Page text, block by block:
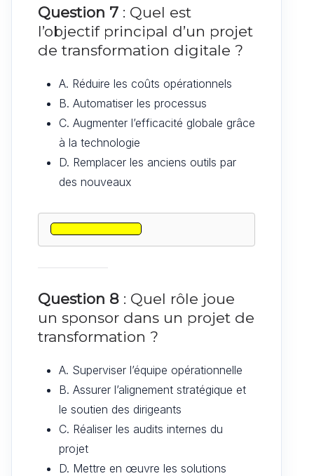
Question 7 : Quel est
l’objectif principal d’un projet
de transformation digitale ?
A. Réduire les coûts opérationnels
B. Automatiser les processus
C. Augmenter l’efficacité globale grâce
à la technologie
D. Remplacer les anciens outils par
des nouveaux
Question 8 : Quel rôle joue
un sponsor dans un projet de
transformation ?
A. Superviser l’équipe opérationnelle
B. Assurer l’alignement stratégique et
le soutien des dirigeants
C. Réaliser les audits internes du
projet
D. Mettre en œuvre les solutions